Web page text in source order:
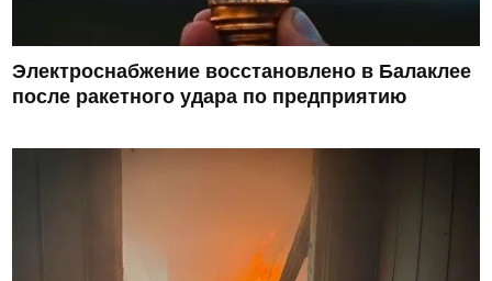
Электроснабжение восстановлено в Балаклее
после ракетного удара по предприятию